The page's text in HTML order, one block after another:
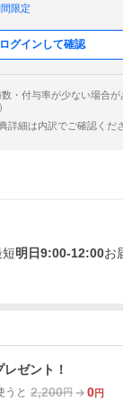
限定
ログインして確認
・付与率が少ない場合が
詳細は内訳でご確認くだ
明日9:00-12:00お
ゼント！
うと 2,200円 0円